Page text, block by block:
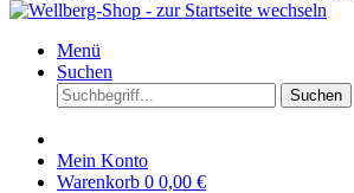
Menü
Suchen
Suchen
Mein Konto
Warenkorb 0 0,00 €